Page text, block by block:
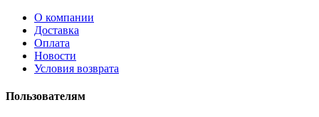
О компании
Доставка
Оплата
Новости
Условия возврата
Пользователям